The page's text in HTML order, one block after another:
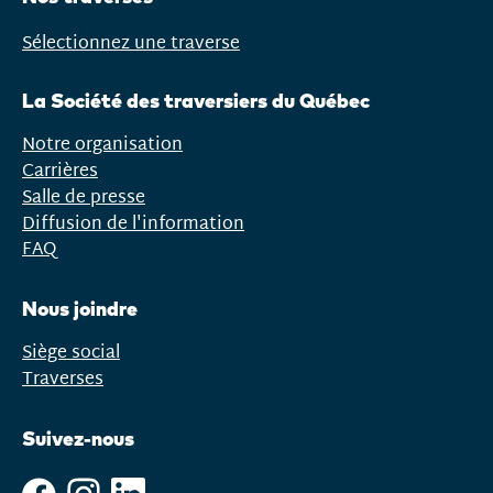
Ouvrir
menu
Sélectionnez une traverse
La Société des traversiers du Québec
Notre organisation
Carrières
Salle de presse
Diffusion de l'information
FAQ
Nous joindre
Siège social
Traverses
Suivez-nous